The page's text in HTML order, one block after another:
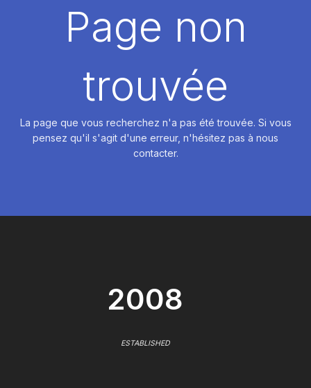
DÉMARRER
Page non
trouvée
La page que vous recherchez n'a pas été trouvée. Si vous
pensez qu'il s'agit d'une erreur, n'hésitez pas à nous
contacter.
2008
ESTABLISHED